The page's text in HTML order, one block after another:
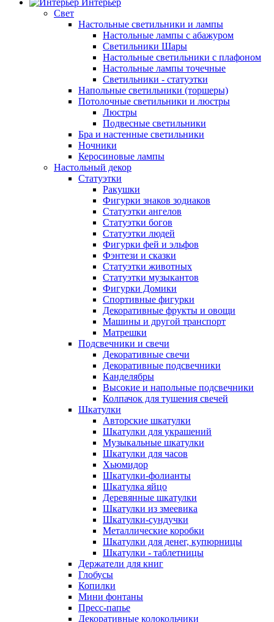
Интерьер
Свет
Настольные светильники и лампы
Настольные лампы с абажуром
Светильники Шары
Настольные светильники с плафоном
Настольные лампы точечные
Светильники - статуэтки
Напольные светильники (торшеры)
Потолочные светильники и люстры
Люстры
Подвесные светильники
Бра и настенные светильники
Ночники
Керосиновые лампы
Настольный декор
Статуэтки
Ракушки
Фигурки знаков зодиаков
Статуэтки ангелов
Статуэтки богов
Статуэтки людей
Фигурки фей и эльфов
Фэнтези и сказки
Статуэтки животных
Статуэтки музыкантов
Фигурки Домики
Спортивные фигурки
Декоративные фрукты и овощи
Машины и другой транспорт
Матрешки
Подсвечники и свечи
Декоративные свечи
Декоративные подсвечники
Канделябры
Высокие и напольные подсвечники
Колпачок для тушения свечей
Шкатулки
Авторские шкатулки
Шкатулки для украшений
Музыкальные шкатулки
Шкатулки для часов
Хьюмидор
Шкатулки-фолианты
Шкатулка яйцо
Деревянные шкатулки
Шкатулки из змеевика
Шкатулки-сундучки
Металлические коробки
Шкатулки для денег, купюрницы
Шкатулки - таблетницы
Держатели для книг
Глобусы
Копилки
Мини фонтаны
Пресс-папье
Декоративные колокольчики